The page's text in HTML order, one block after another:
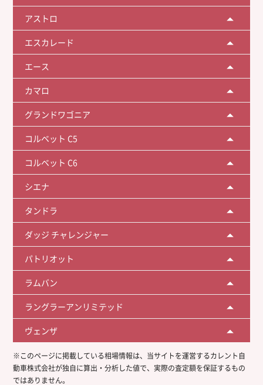
アストロ
エスカレード
エース
カマロ
グランドワゴニア
コルベット C5
コルベット C6
シエナ
タンドラ
ダッジ チャレンジャー
パトリオット
ラムバン
ラングラーアンリミテッド
ヴェンザ
※このページに掲載している相場情報は、当サイトを運営するカレント自
動車株式会社が独自に算出・分析した値で、実際の査定額を保証するもの
ではありません。